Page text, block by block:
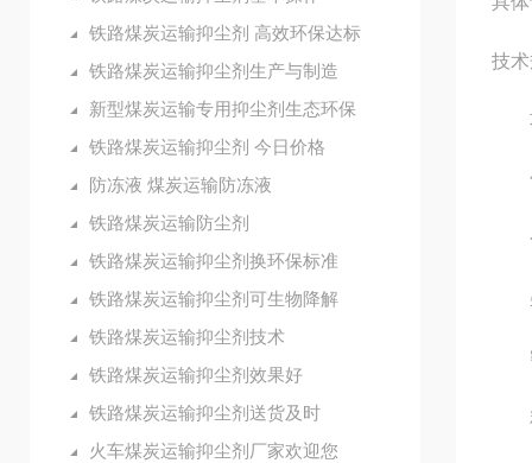
铁路煤炭运输抑尘剂 高效环保达标
铁路煤炭运输抑尘剂生产与制造
新型煤炭运输专用抑尘剂生态环保
铁路煤炭运输抑尘剂 今日价格
防冻液 煤炭运输防冻液
铁路煤炭运输防尘剂
铁路煤炭运输抑尘剂换环保标准
铁路煤炭运输抑尘剂可生物降解
铁路煤炭运输抑尘剂技术
铁路煤炭运输抑尘剂效果好
铁路煤炭运输抑尘剂送货及时
火车煤炭运输抑尘剂厂家欢迎您
技
项
气
色
杂
密
粘